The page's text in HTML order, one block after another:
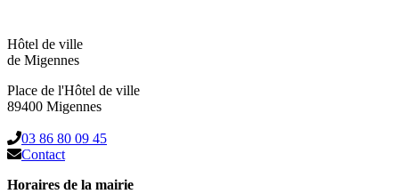
Hôtel de ville
de Migennes
Place de l'Hôtel de ville
89400 Migennes
03 86 80 09 45
Contact
Horaires de la mairie